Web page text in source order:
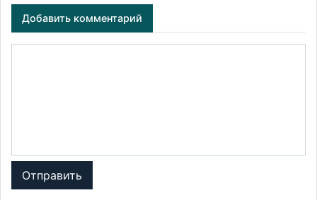
Добавить комментарий
Отправить